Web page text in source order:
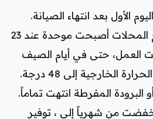
الأول بعد انتهاء الصيانة.
درجة الحرارة في جميع المحلات أصبحت موحدة عند 23
العمل، حتى في أيام الصيف
الحارقة التي تصل فيها الحرارة الخارجية إلى 48 درجة.
البرودة المفرطة انتهت تماماً.
من شهرياً إلى ، توفير